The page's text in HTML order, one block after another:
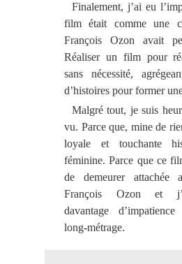
Finalement, j’ai eu
film était comme une
François Ozon avait
Réaliser un film pour
sans nécessité,
d’histoires pour former
Malgré tout, je suis
vu. Parce que, mine de
loyale et touchante
féminine.Parce que ce
de demeurer attachée
François Ozon et
davantage
long-métrage.